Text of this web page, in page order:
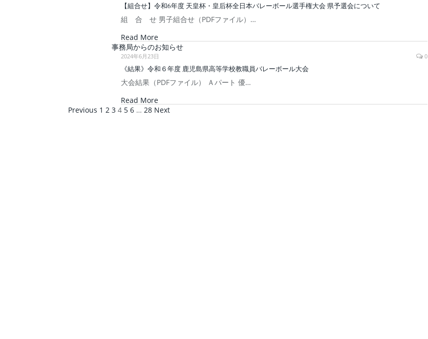
【組合せ】令和6年度 天皇杯・皇后杯全日本バレーボール選手権大会 県予選会について
組 合 せ 男子組合せ（PDFファイル）…
Read More
事務局からのお知らせ
2024年6月23日 0
《結果》令和６年度 鹿児島県高等学校教職員バレーボール大会
大会結果（PDFファイル） Ａパート 優…
Read More
Previous 1 2 3 4 5 6 … 28 Next